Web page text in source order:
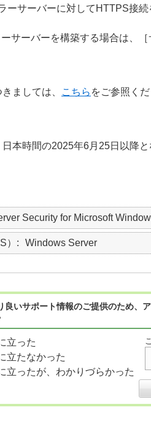
ーサーバーに対してHTTPS接
サーバーを構築する場合は、
ましては、 こちら をご参照く
本時間の2025年6月25日以降
Security for Microsoft
） Windows Server
良いサポート情報のご提供のため
立った
立たなかった
立ったが、わかりづらかった